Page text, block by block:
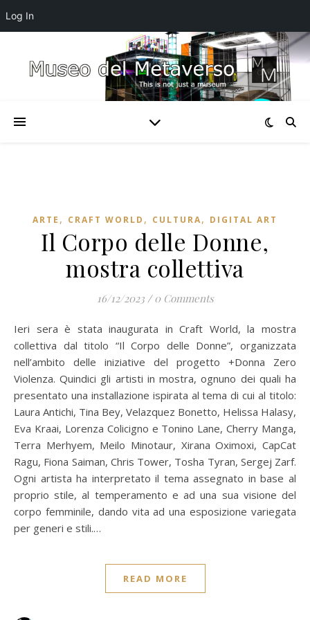
Log In
ARTE , CRAFT WORLD , CULTURA, DIGITAL ART
Il Corpo delle Donne,
mostra collettiva
16/12/2023 / 0 Comments
Ieri sera è stata inaugurata in Craft World, la mostra
collettiva dal titolo “Il Corpo delle Donne”, organizzata
nell’ambito delle iniziative del progetto +Donna Zero
Violenza. Quindici gli artisti in mostra, ognuno dei quali ha
presentato una installazione ispirata al tema di cui al titolo:
Laura Antichi, Tina Bey, Velazquez Bonetto, Helissa Halasy,
Eva Kraai, Lorenza Colicigno e Tonino Lane, Cherry Manga,
Terra Merhyem, Meilo Minotaur, Xirana Oximoxi, CapCat
Ragu, Fiona Saiman, Chris Tower, Tosha Tyran, Sergej Zarf.
Ogni artista ha interpretato il tema assegnato in base al
proprio stile, al temperamento e ad una sua visione del
corpo femminile, dando vita ad una esposizione variegata
per generi e stili.…
READ MORE